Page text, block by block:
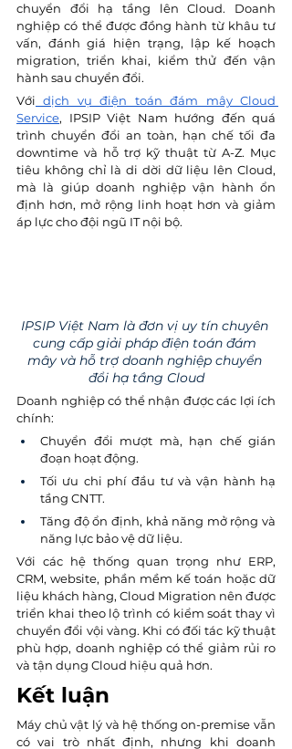
chuyển đổi hạ tầng lên Cloud. Doanh
nghiệp có thể được đồng hành từ khâu tư
vấn, đánh giá hiện trạng, lập kế hoạch
migration, triển khai, kiểm thử đến vận
hành sau chuyển đổi.
Với dịch vụ điện toán đám mây Cloud
Service, IPSIP Việt Nam hướng đến quá
trình chuyển đổi an toàn, hạn chế tối đa
downtime và hỗ trợ kỹ thuật từ A-Z. Mục
tiêu không chỉ là di dời dữ liệu lên Cloud,
mà là giúp doanh nghiệp vận hành ổn
định hơn, mở rộng linh hoạt hơn và giảm
áp lực cho đội ngũ IT nội bộ.
IPSIP Việt Nam là đơn vị uy tín chuyên
cung cấp giải pháp điện toán đám
mây và hỗ trợ doanh nghiệp chuyển
đổi hạ tầng Cloud
Doanh nghiệp có thể nhận được các lợi ích
chính:
Chuyển đổi mượt mà, hạn chế gián
đoạn hoạt động.
Tối ưu chi phí đầu tư và vận hành hạ
tầng CNTT.
Tăng độ ổn định, khả năng mở rộng và
năng lực bảo vệ dữ liệu.
Với các hệ thống quan trọng như ERP,
CRM, website, phần mềm kế toán hoặc dữ
liệu khách hàng, Cloud Migration nên được
triển khai theo lộ trình có kiểm soát thay vì
chuyển đổi vội vàng. Khi có đối tác kỹ thuật
phù hợp, doanh nghiệp có thể giảm rủi ro
và tận dụng Cloud hiệu quả hơn.
Kết luận
Máy chủ vật lý và hệ thống on-premise vẫn
có vai trò nhất định, nhưng khi doanh